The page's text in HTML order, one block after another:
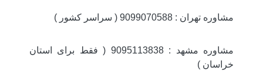
مشاوره تهران : 9099070588 ( سراسر کشور )
مشاوره مشهد : 9095113838 ( فقط برای استان
خراسان )